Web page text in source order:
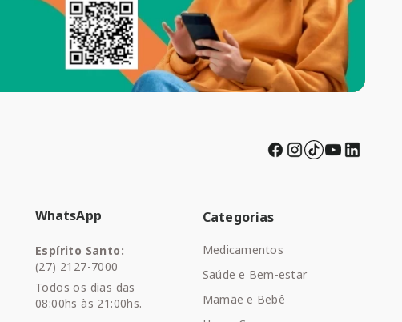
WhatsApp
Espírito Santo:
(27) 2127-7000
Todos os dias das
08:00hs às 21:00hs.
Categorias
Medicamentos
Saúde e Bem-estar
Mamãe e Bebê